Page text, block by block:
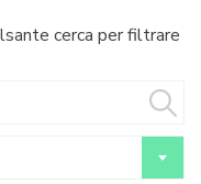
cerca per filtrare